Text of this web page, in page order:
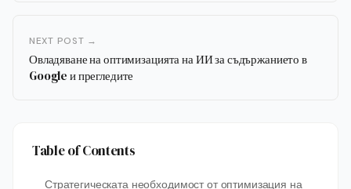
NEXT POST →
Овладяване на оптимизацията на ИИ за съдържанието в
Google и прегледите
Table of Contents
Стратегическата необходимост от оптимизация на